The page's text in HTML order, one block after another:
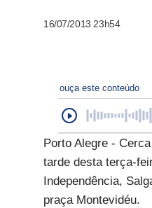
16/07/2013 23h54
ouça este conteúdo
Porto Alegre -
tarde desta terça-
Independência,
praça Montevidéu.